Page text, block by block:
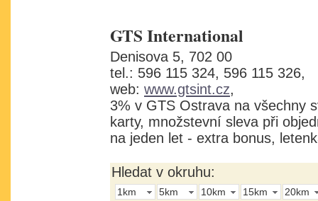
GTS International
Denisova 5, 702 00
tel.: 596 115 324, 596 115 326,
web: www.gtsint.cz,
3% v GTS Ostrava na všechny
karty, množstevní sleva při
na jeden let - extra bonus,
Hledat v okruhu:
1km 5km 10km 15km 20km